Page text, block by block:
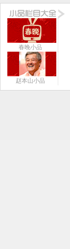
春晚小品
赵本山小品